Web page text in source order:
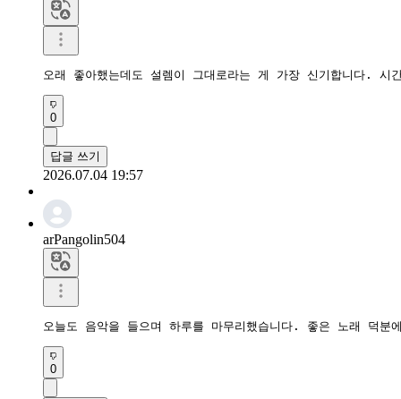
오래 좋아했는데도 설렘이 그대로라는 게 가장 신기합니다. 시
0
답글 쓰기
2026.07.04 19:57
arPangolin504
오늘도 음악을 들으며 하루를 마무리했습니다. 좋은 노래 덕
0